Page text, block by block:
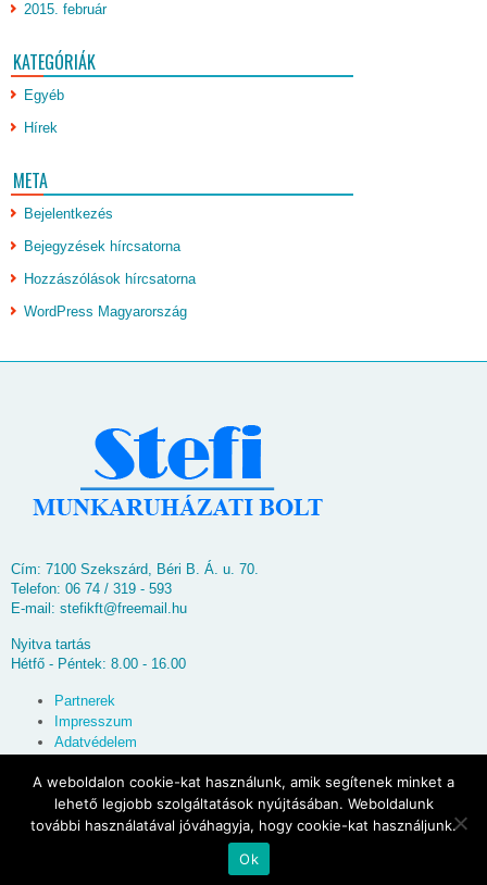
2015. február
KATEGÓRIÁK
Egyéb
Hírek
META
Bejelentkezés
Bejegyzések hírcsatorna
Hozzászólások hírcsatorna
WordPress Magyarország
Cím: 7100 Szekszárd, Béri B. Á. u. 70.
Telefon: 06 74 / 319 - 593
E-mail: stefikft@freemail.hu
Nyitva tartás
Hétfő - Péntek: 8.00 - 16.00
Partnerek
Impresszum
Adatvédelem
© 2026Stefi Munkaruházati Bolt
Powered byWordPress
A weboldalon cookie-kat használunk, amik segítenek minket a
lehető legjobb szolgáltatások nyújtásában. Weboldalunk
további használatával jóváhagyja, hogy cookie-kat használjunk.
Ok